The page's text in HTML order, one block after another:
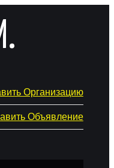
Организацию
Объявление